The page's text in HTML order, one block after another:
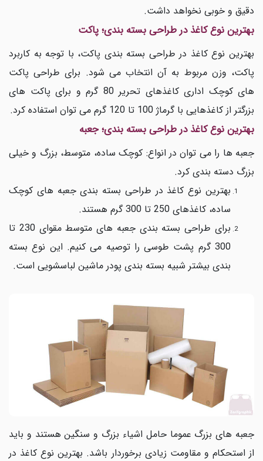
دقیق و خوبی نخواهد داشت.
بهترین نوع کاغذ در طراحی بسته بندی؛ پاکت
بهترین نوع کاغذ در طراحی بسته بندی پاکت، با توجه به کاربرد
پاکت، وزن مربوط به آن انتخاب می شود. برای طراحی پاکت
های کوچک اداری کاغذهای تحریر 80 گرم و برای پاکت های
بزرگتر از کاغذهایی با گرماژ 100 تا 120 گرم می توان استفاده کرد.
بهترین نوع کاغذ در طراحی بسته بندی؛ جعبه
جعبه ها را می توان در انواع: کوچک ساده، متوسط، بزرگ و خیلی
بزرگ دسته بندی کرد.
بهترین نوع کاغذ در طراحی بسته بندی جعبه های کوچک
ساده، کاغذهای 250 تا 300 گرم هستند.
برای طراحی بسته بندی جعبه های متوسط مقوای 230 تا
300 گرم پشت طوسی را توصیه می کنیم. این نوع بسته
بندی بیشتر شبیه بسته بندی پودر ماشین لباسشویی است.
جعبه های بزرگ عموما حامل اشیاء بزرگ و سنگین هستند و باید
از استحکام و مقاومت زیادی برخوردار باشد. بهترین نوع کاغذ در